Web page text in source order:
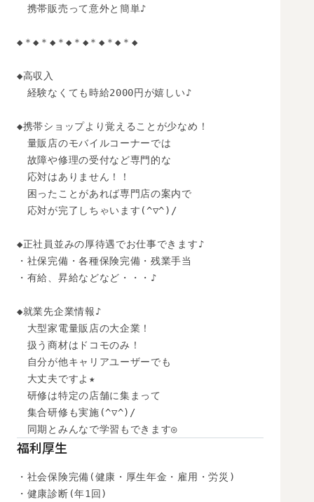
携帯販売って意外と簡単♪
◆＊◆＊◆＊◆＊◆＊◆＊◆＊◆
◆高収入
経験なくても時給2000円が嬉しい♪
◆携帯ショップより覚えることが少なめ！
量販店のモバイルコーナーでは
故障や修理の受付など専門的な
応対はありません！！
困ったことがあれば専門店の案内で
応対が完了しちゃいます(^▽^)/
◆正社員並みの厚待遇でお仕事できます♪
・社保完備・各種保険完備・残業手当
・有給、昇給などなど・・・♪
◆就業先企業情報♪
大型家電量販店の大企業！
扱う商材はドコモのみ！
自分が他キャリアユーザーでも
大丈夫ですよ★
研修は特定の店舗に集まって
集合研修も実施(^▽^)/
同期とみんなで学習もできます◎
福利厚生
・社会保険完備(健康・厚生年金・雇用・労災)
・健康診断(年1回)